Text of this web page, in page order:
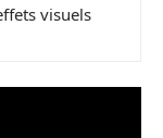
visuels